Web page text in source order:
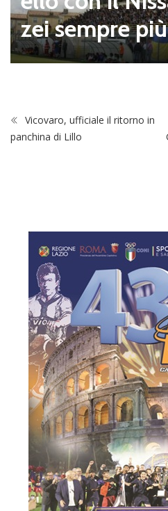
zei sempre
Vicovaro, ufficiale il ritorno in
panchina di Lillo